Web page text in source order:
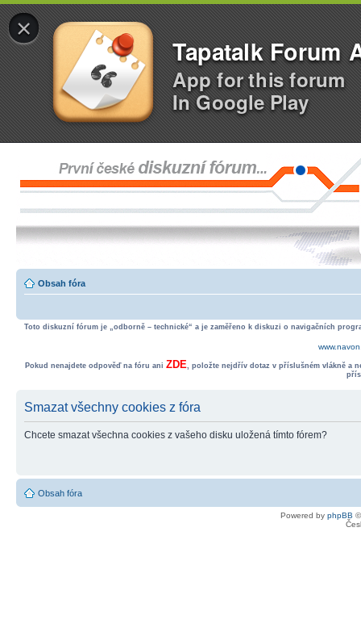
×
Tapatalk Forum
App for this forum
In Google Play
Obsah fóra
Toto diskuzní fórum je „odborně – technické“ a je zaměřeno k diskuzi o navigačních
Pokud nenajdete odpověď na fóru ani ZDE, položte nejdřív dotaz v příslušném vlákně a
Smazat všechny cookies z fóra
Chcete smazat všechna cookies z vašeho disku uložená tímto fórem?
Obsah fóra
Powered by phpBB